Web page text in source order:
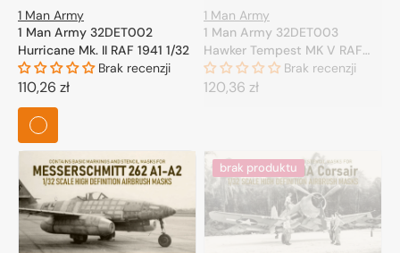
1 Man Army
1 Man Army 32DET002
Hurricane Mk. II RAF 1941 1/32
Brak recenzji
Cena
regularna
110,26 zł
1 Man Army
1 Man Army 32DET003
Hawker Tempest MK V RAF
1/32
Brak recenzji
Cena
120,36 zł
brak produktu